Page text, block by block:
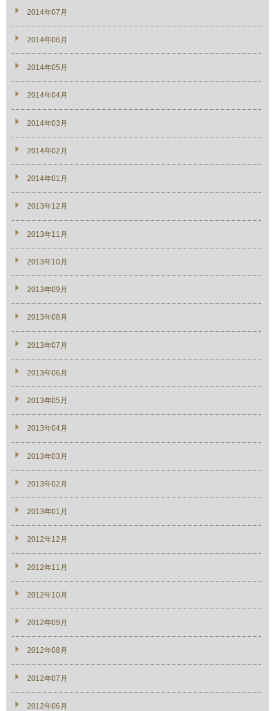
2014年07月
2014年06月
2014年05月
2014年04月
2014年03月
2014年02月
2014年01月
2013年12月
2013年11月
2013年10月
2013年09月
2013年08月
2013年07月
2013年06月
2013年05月
2013年04月
2013年03月
2013年02月
2013年01月
2012年12月
2012年11月
2012年10月
2012年09月
2012年08月
2012年07月
2012年06月